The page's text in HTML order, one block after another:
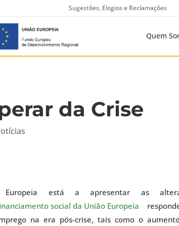
Sugestões, Elogios e Reclamações
Quem
da Crise
Europeia está a apresentar as
social da União Europeia
na era pós-crise, tais como o